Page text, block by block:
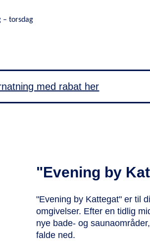
– torsdag
med rabat her
"Evening by
"Evening by Kattegat" er til
omgivelser. Efter en tidlig
nye bade- og
falde ned.